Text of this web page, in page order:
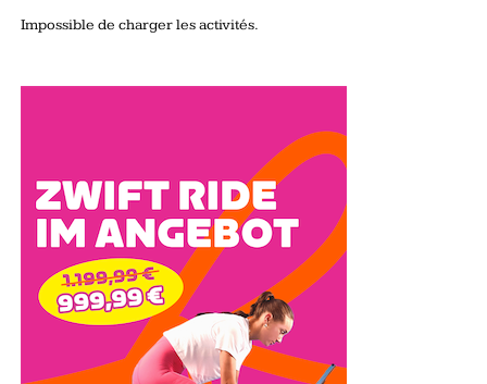
Impossible de charger les activités.